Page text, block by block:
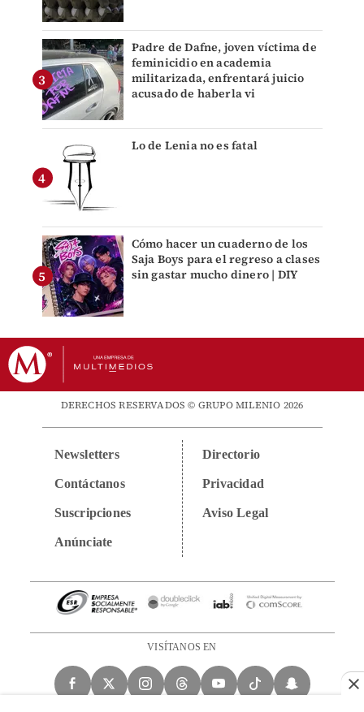
Padre de Dafne, joven víctima de
feminicidio en academia
militarizada, enfrentará juicio
acusado de haberla vi
Lo de Lenia no es fatal
Cómo hacer un cuaderno de los
Saja Boys para el regreso a clases
sin gastar mucho dinero | DIY
DERECHOS RESERVADOS © GRUPO MILENIO 2026
Newsletters
Contáctanos
Suscripciones
Anúnciate
Directorio
Privacidad
Aviso Legal
VISÍTANOS EN